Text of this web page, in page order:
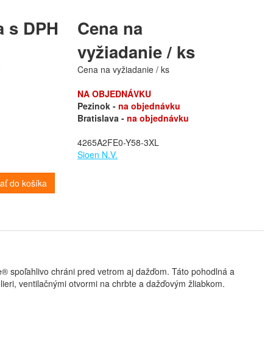
s DPH
Cena na
vyžiadanie / ks
Cena na vyžiadanie / ks
NA OBJEDNÁVKU
Pezinok - na objednávku
Bratislava - na objednávku
4265A2FE0-Y58-3XL
Sioen N.V.
do košíka
spoľahlivo chráni pred vetrom aj dažďom. Táto pohodlná a
ventilačnými otvormi na chrbte a dažďovým žliabkom.